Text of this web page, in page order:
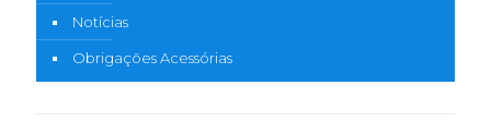
Notícias
Obrigações Acessórias